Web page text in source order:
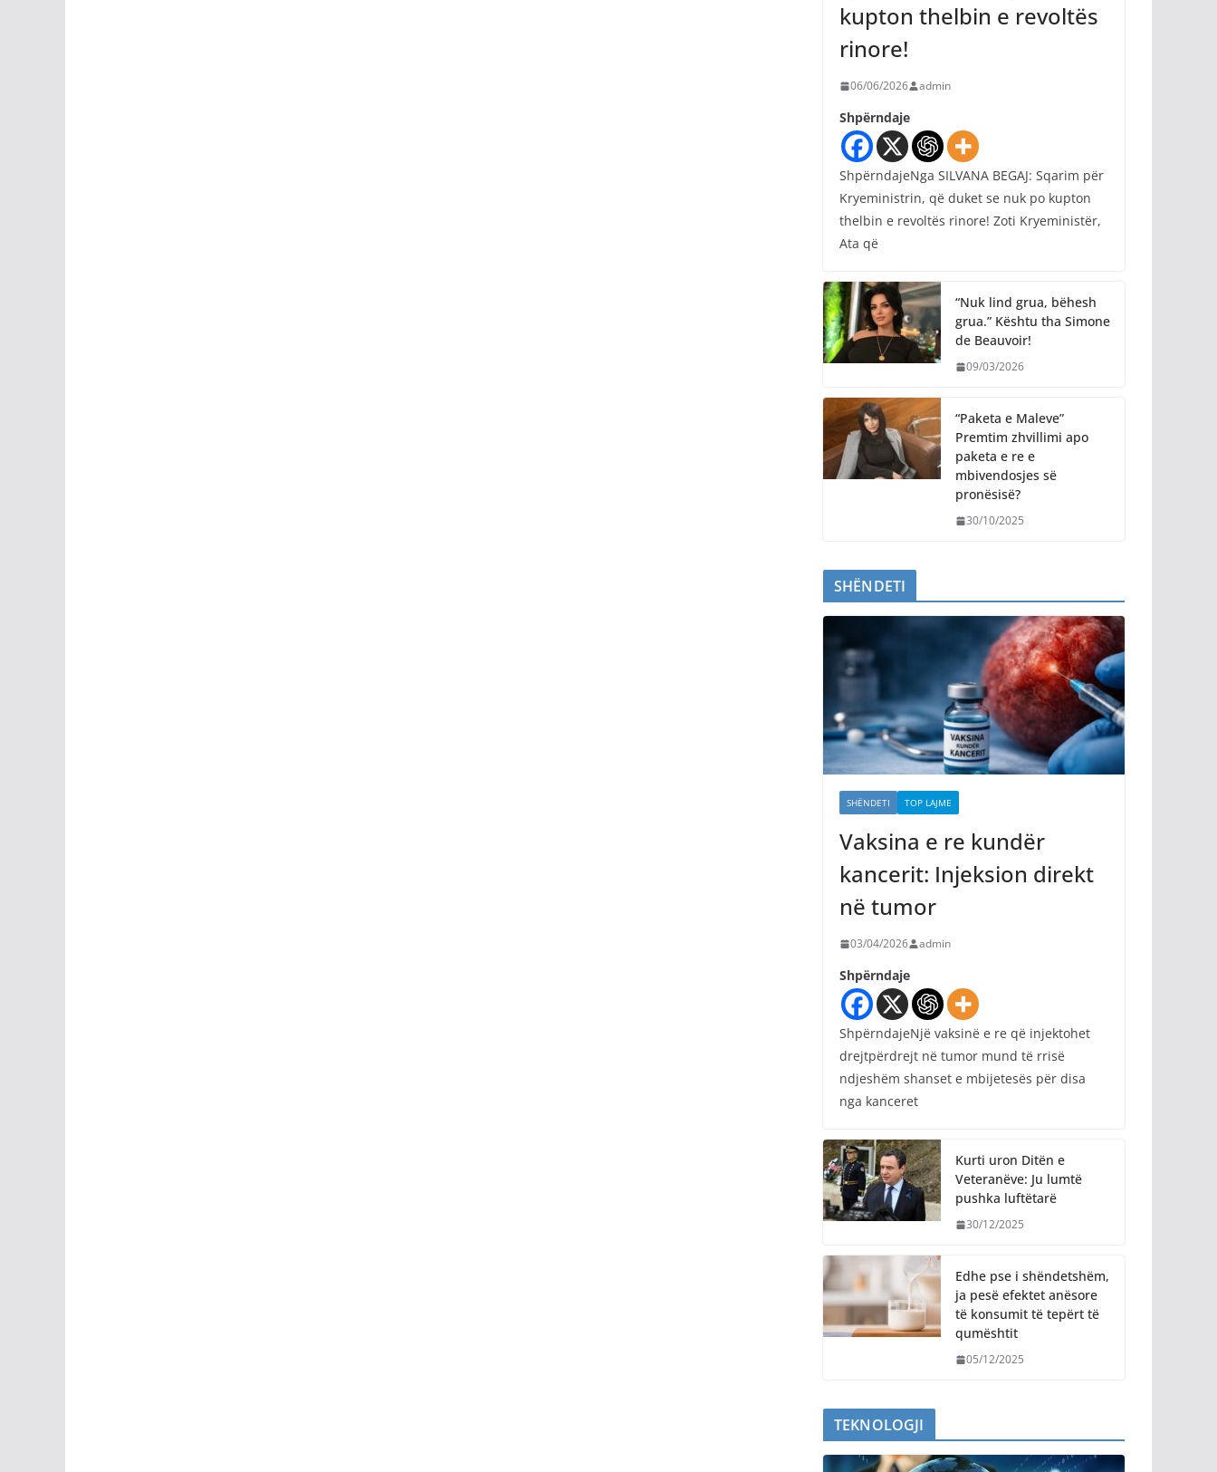
kupton thelbin e revoltës
rinore!
06/06/2026 admin
Shpërndaje
ShpërndajeNga SILVANA BEGAJ: Sqarim për
Kryeministrin, që duket se nuk po kupton
thelbin e revoltës rinore! Zoti Kryeministër,
Ata që
“Nuk lind grua, bëhesh
grua.” Kështu tha Simone
de Beauvoir!
09/03/2026
“Paketa e Maleve”
Premtim zhvillimi apo
paketa e re e
mbivendosjes së
pronësisë?
30/10/2025
SHËNDETI
SHËNDETI TOP LAJME
Vaksina e re kundër
kancerit: Injeksion direkt
në tumor
03/04/2026 admin
Shpërndaje
ShpërndajeNjë vaksinë e re që injektohet
drejtpërdrejt në tumor mund të rrisë
ndjeshëm shanset e mbijetesës për disa
nga kanceret
Kurti uron Ditën e
Veteranëve: Ju lumtë
pushka luftëtarë
30/12/2025
Edhe pse i shëndetshëm,
ja pesë efektet anësore
të konsumit të tepërt të
qumështit
05/12/2025
TEKNOLOGJI